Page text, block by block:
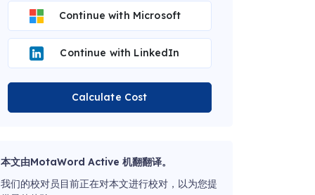
Continue with Microsoft
Continue with LinkedIn
Calculate Cost
本文由MotaWord Active 机翻翻译。
我们的校对员目前正在对本文进行校对，以为您提